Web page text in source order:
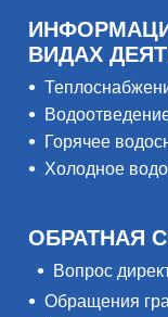
ВИДАХ
Горячее
Холодное
ОБРАТНАЯ
Вопрос
Обращения